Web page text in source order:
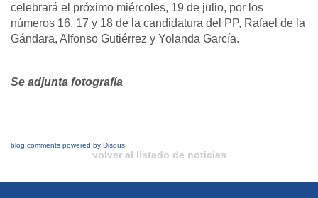
celebrará el próximo miércoles, 19 de julio, por los
números 16, 17 y 18 de la candidatura del PP, Rafael de la
Gándara, Alfonso Gutiérrez y Yolanda García.
Se adjunta fotografía
blog comments powered by Disqus
volver al listado de noticias